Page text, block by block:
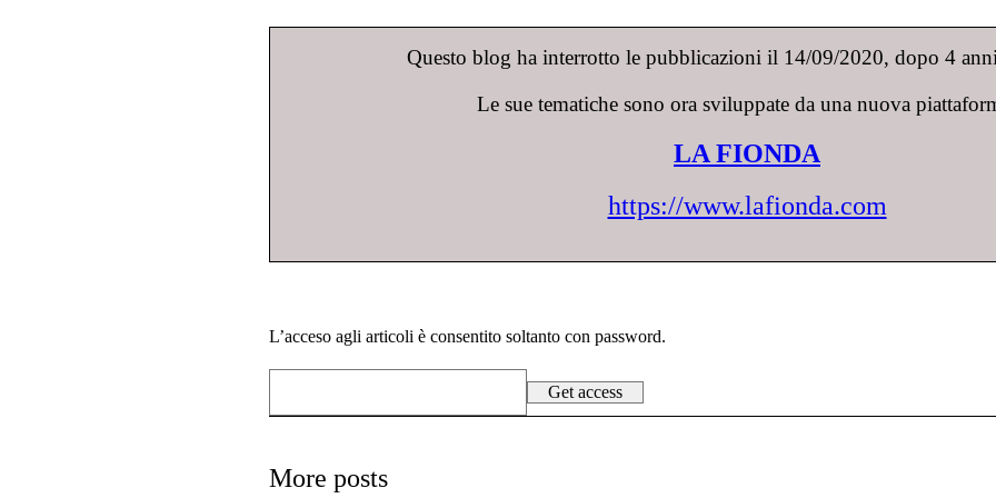
Questo blog ha interrotto le pubblicazioni il 14/09/2020, dopo 4
Le sue tematiche sono ora sviluppate da una nuova
LA FIONDA
https://www.lafionda.com
L’acceso agli articoli è consentito soltanto con password.
More posts